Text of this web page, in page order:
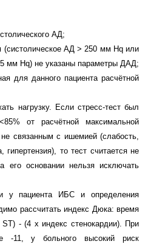
АД;
(систолическое АД > 250 мм Hqили
мм Hq) не указаны параметры ДАД;
для данного пациента расчётной
нагрузку. Если стресс-тест был
от расчётной максимальной
связанным с ишемией (слабость,
гипертензия), то тест считается не
его основании нельзя исключать
у пациента ИБС и определения
рассчитать индекс Дюка: время
ST) - (4 х индекс стенокардии). При
-11, у больного высокий риск